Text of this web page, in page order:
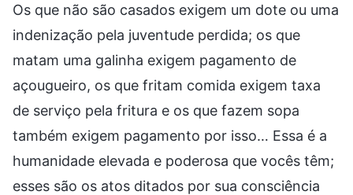
Os que não são casados exigem um dote ou uma
indenização pela juventude perdida; os que
matam uma galinha exigem pagamento de
açougueiro, os que fritam comida exigem taxa
de serviço pela fritura e os que fazem sopa
também exigem pagamento por isso… Essa é a
humanidade elevada e poderosa que vocês têm;
esses são os atos ditados por sua consciência